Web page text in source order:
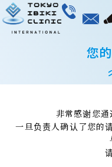
您
非常感谢您通
一旦负责人确认了您的